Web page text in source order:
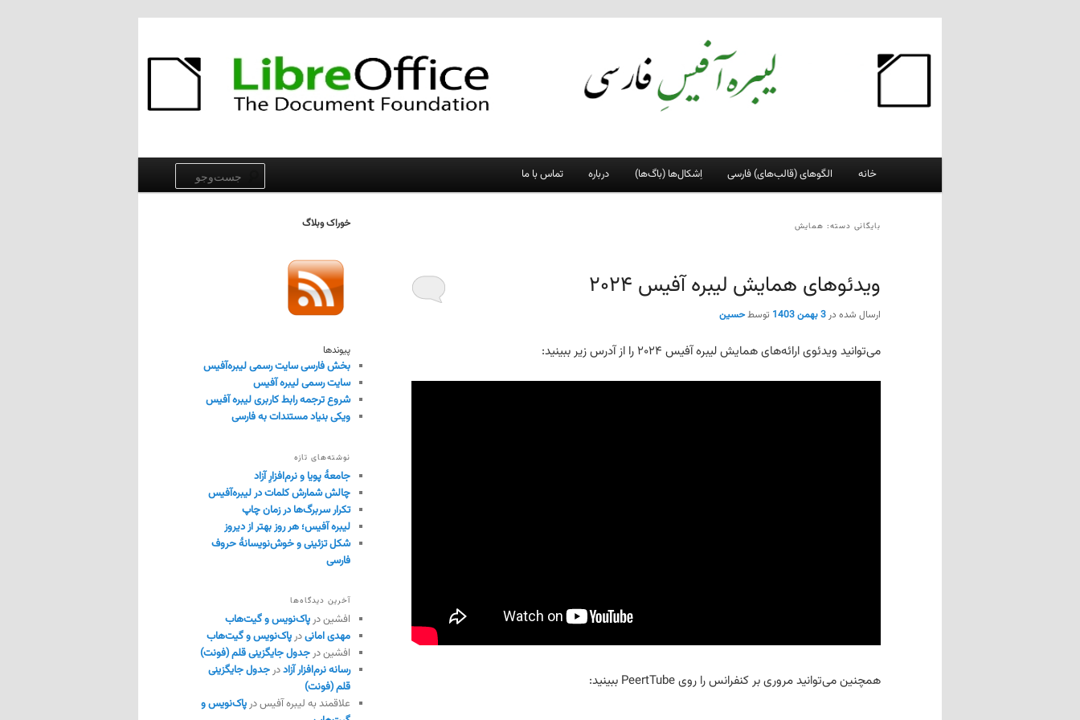
لیبره‌آفیس فارسی
وبلاگ فعالان پروژهٔ لیبره‌آفیس فارسی
جست‌وجو
خانه الگوهای (قالب‌های) فارسی اِشکال‌ها (باگ‌ها) درباره تماس با ما
بایگانی دسته: همایش
ویدئوهای همایش لیبره آفیس ۲۰۲۴
ارسال شده در 3 بهمن 1403 توسطحسین
می‌توانید ویدئوی ارائه‌های همایش لیبره آفیس ۲۰۲۴ را از آدرس زیر ببینید:
همچنین می‌توانید مروری بر کنفرانس را روی PeertTube ببینید:
خوراک وبلاگ
پیوندها
بخش فارسی سایت رسمی لیبره‌آفیس
سایت رسمی لیبره آفیس
شروع ترجمه رابط کاربری لیبره آفیس
ویکی بنیاد مستندات به فارسی
نوشته‌های تازه
جامعهٔ پویا و نرم‌افزارِ آزاد
چالش شمارش کلمات در لیبره‌آفیس
تکرار سربرگ‌ها در زمان چاپ
لیبره آفیس؛ هر روز بهتر از دیروز
شکل تزئینی و خوش‌نویسانهٔ حروف
فارسی
آخرین دیدگاه‌ها
افشیندر پاک‌نویس و گیت‌هاب
مهدی امانیدر پاک‌نویس و گیت‌هاب
افشیندر جدول جایگزینی قلم (فونت)
رسانه نرم‌افزار آزاددر جدول جایگزینی
قلم (فونت)
علاقمند به لیبره آفیسدر پاک‌نویس و